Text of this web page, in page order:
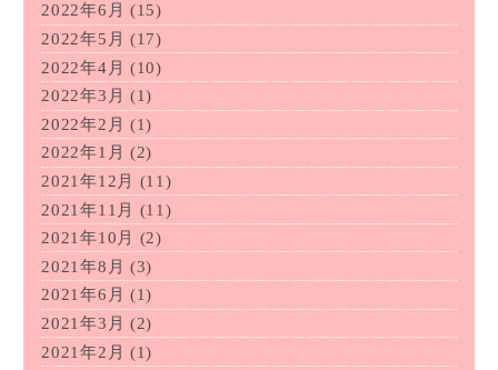
2022年6月 (15)
2022年5月 (17)
2022年4月 (10)
2022年3月 (1)
2022年2月 (1)
2022年1月 (2)
2021年12月
(11)
2021年11月 (11)
2021年10月
(2)
2021年8月 (3)
2021年6月 (1)
2021年3月 (2)
2021年2月 (1)